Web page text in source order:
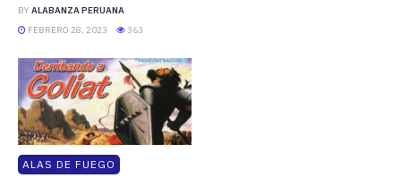
BY ALABANZA PERUANA
FEBRERO 28, 2023
363
ALAS DE FUEGO